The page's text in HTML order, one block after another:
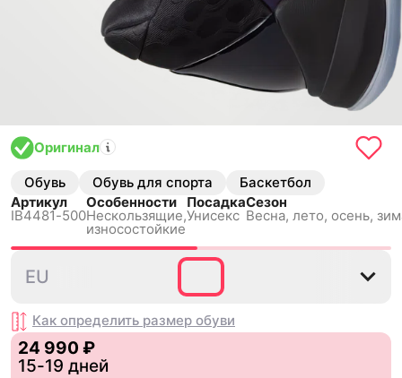
Оригинал
Обувь Обувь для спорта
Баскетбол
Артикул
IB4481-500
Особенности
Нескользящиe,
износостойкие
Посадка
Унисекс
Сезон
Весна, лето, осень,
41
EU
Как определить размер обуви
24 990 ₽
15-19 дней